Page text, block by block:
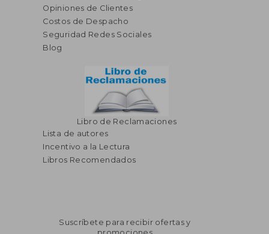
Opiniones de Clientes
Costos de Despacho
Seguridad Redes Sociales
Blog
Libro de Reclamaciones
Lista de autores
Incentivo a la Lectura
Libros Recomendados
Suscríbete para recibir ofertas y